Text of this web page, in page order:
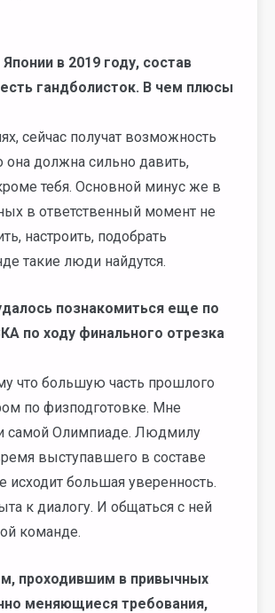
в 2019 году, состав
гандболисток. В чем плюсы
сейчас получат возможность
она должна сильно давить,
тебя. Основной минус же в
в ответственный момент не
настроить, подобрать
такие люди найдутся.
познакомиться еще по
по ходу финального отрезка
что большую часть прошлого
по физподготовке. Мне
самой Олимпиаде. Людмилу
выступавшего в составе
большая уверенность.
к диалогу. И общаться с ней
команде.
проходившим в привычных
меняющиеся требования,